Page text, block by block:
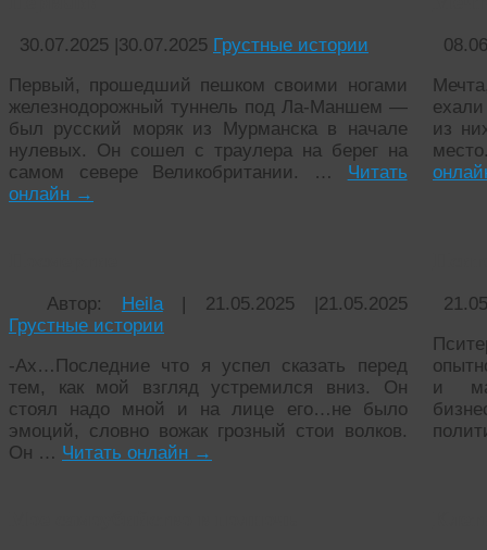
30.07.2025 |30.07.2025 Грустные истории
Первый, прошедший пешком своими ногами
железнодорожный туннель под Ла-Маншем —
был русский моряк из Мурманска в начале
нулевых. Он сошел с траулера на берег на
самом севере Великобритании. … Читать
онлайн →
из
Автор: Heila | 21.05.2025 |21.05.2025
Грустные истории
-Ах…Последние что я успел сказать перед
тем, как мой взгляд устремился вниз. Он
стоял надо мной и на лице его…не было
эмоций, словно вожак грозный стои волков.
Он … Читать онлайн →
и